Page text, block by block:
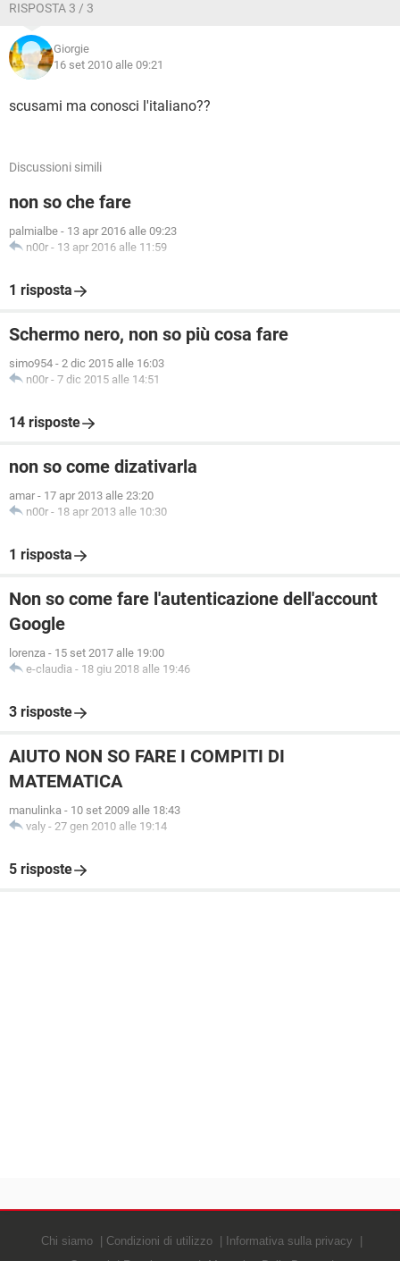
RISPOSTA 3 / 3
Giorgie
16 set 2010 alle 09:21
scusami ma conosci l'italiano??
Discussioni simili
non so che fare
palmialbe - 13 apr 2016 alle 09:23
n00r - 13 apr 2016 alle 11:59
1 risposta
Schermo nero, non so più cosa fare
simo954 - 2 dic 2015 alle 16:03
n00r - 7 dic 2015 alle 14:51
14 risposte
non so come dizativarla
amar - 17 apr 2013 alle 23:20
n00r - 18 apr 2013 alle 10:30
1 risposta
Non so come fare l'autenticazione dell'account
Google
lorenza - 15 set 2017 alle 19:00
e-claudia - 18 giu 2018 alle 19:46
3 risposte
AIUTO NON SO FARE I COMPITI DI
MATEMATICA
manulinka - 10 set 2009 alle 18:43
valy - 27 gen 2010 alle 19:14
5 risposte
Chi siamo Condizioni di utilizzo
Informativa sulla privacy